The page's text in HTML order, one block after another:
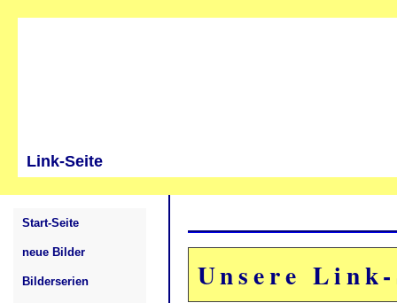
Link-Seite
Start-Seite
neue Bilder
Bilderserien Unsere